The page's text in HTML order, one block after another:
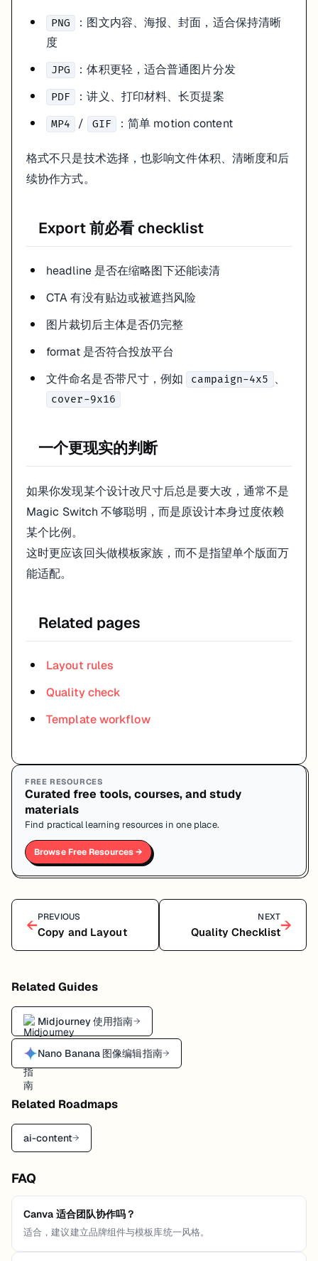
PNG
：图文内容、海报、封面，适合保持清晰
度
JPG ：体积更轻，适合普通图片分发
PDF ：讲义、打印材料、长页提案
MP4 / GIF ：简单 motion content
格式不只是技术选择，也影响文件体积、清晰度和后
续协作方式。
Export 前必看 checklist
headline 是否在缩略图下还能读清
CTA 有没有贴边或被遮挡风险
图片裁切后主体是否仍完整
format 是否符合投放平台
文件命名是否带尺寸，例如
campaign-4x5 、
cover-9x16
一个更现实的判断
如果你发现某个设计改尺寸后总是要大改，通常不是
Magic Switch 不够聪明，而是原设计本身过度依赖
某个比例。
这时更应该回头做模板家族，而不是指望单个版面万
能适配。
Related pages
Layout rules
Quality check
Template workflow
FREE RESOURCES
Curated free tools, courses, and study
materials
Find practical learning resources in one place.
Browse Free Resources →
←PREVIOUS
Copy and Layout
NEXT
Quality Checklist→
Related Guides
Midjourney 使用指南→
Nano Banana 图像编辑指南→
Related Roadmaps
ai-content→
FAQ
Canva 适合团队协作吗？
适合，建议建立品牌组件与模板库统一风格。